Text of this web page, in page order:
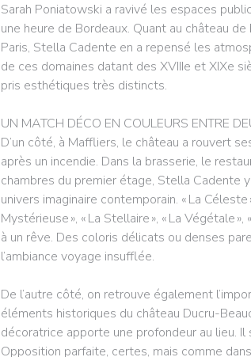
Sarah Poniatowski a ravivé les espaces
une heure de Bordeaux. Quant au château
Paris, Stella Cadente en a repensé les
de ces domaines datant des XVIIIe et XIXe
pris esthétiques très distincts.
UN MATCH DÉCO EN COULEURS ENTRE
D’un côté, à Maffliers, le château a rouvert
après un incendie. Dans la brasserie, le
chambres du premier étage, Stella Cadente
univers imaginaire contemporain. « La Céleste
Mystérieuse », « La Stellaire », « La Végétale
à un rêve. Des coloris délicats ou denses
l’ambiance voyage insufflée.
De l’autre côté, on retrouve également
éléments historiques du château Ducru-
décoratrice apporte une profondeur au lieu. Il
Opposition parfaite, certes, mais comme